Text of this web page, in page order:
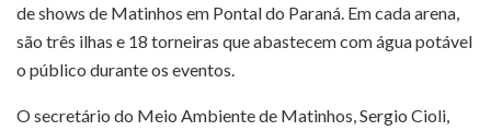
de shows de Matinhos em Pontal do Paraná. Em cada arena,
são três ilhas e 18 torneiras que abastecem com água potável
o público durante os eventos.
O secretário do Meio Ambiente de Matinhos, Sergio Cioli,